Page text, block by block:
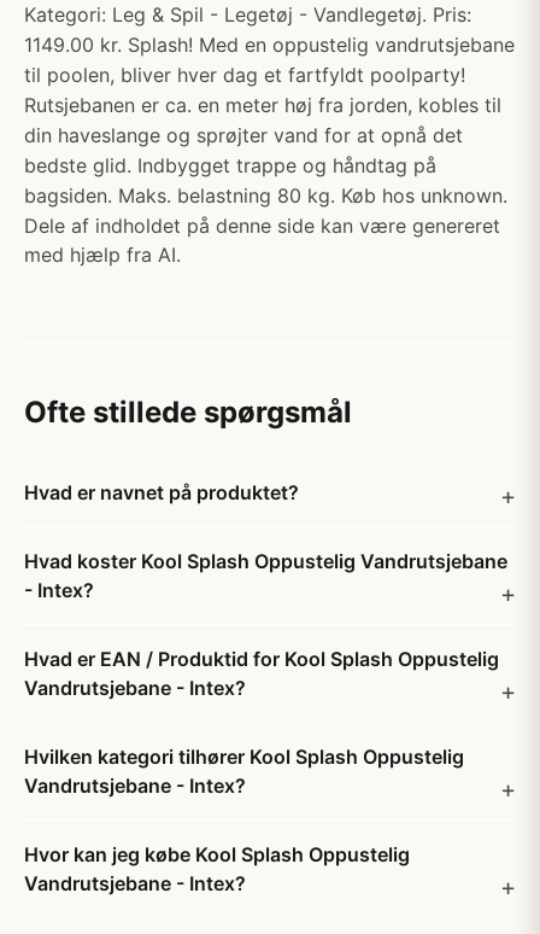
Kategori: Leg & Spil - Legetøj - Vandlegetøj. Pris:
1149.00 kr. Splash! Med en oppustelig vandrutsjebane
til poolen, bliver hver dag et fartfyldt poolparty!
Rutsjebanen er ca. en meter høj fra jorden, kobles til
din haveslange og sprøjter vand for at opnå det
bedste glid. Indbygget trappe og håndtag på
bagsiden. Maks. belastning 80 kg. Køb hos unknown.
Dele af indholdet på denne side kan være genereret
med hjælp fra AI.
Ofte stillede spørgsmål
Hvad er navnet på produktet?
Hvad koster Kool Splash Oppustelig Vandrutsjebane
- Intex?
Hvad er EAN / Produktid for Kool Splash Oppustelig
Vandrutsjebane - Intex?
Hvilken kategori tilhører Kool Splash Oppustelig
Vandrutsjebane - Intex?
Hvor kan jeg købe Kool Splash Oppustelig
Vandrutsjebane - Intex?